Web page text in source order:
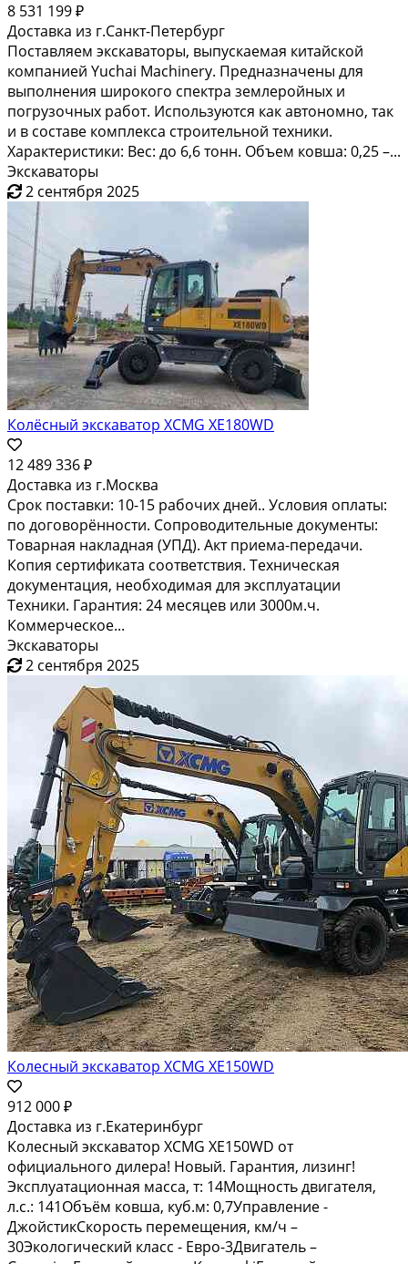
8 531 199 ₽
Доставка из г.Санкт-Петербург
Поставляем экскаваторы, выпускаемая китайской
компанией Yuchai Machinery. Предназначены для
выполнения широкого спектра землеройных и
погрузочных работ. Используются как автономно, так
и в составе комплекса строительной техники.
Характеристики: Вес: до 6,6 тонн. Объем ковша: 0,25 –...
Экскаваторы
2 сентября 2025
Колёсный экскаватор XCMG XE180WD
12 489 336 ₽
Доставка из г.Москва
Срок поставки: 10-15 рабочих дней.. Условия оплаты:
по договорённости. Сопроводительные документы:
Товарная накладная (УПД). Акт приема-передачи.
Копия сертификата соответствия. Техническая
документация, необходимая для эксплуатации
Техники. Гарантия: 24 месяцев или 3000м.ч.
Коммерческое...
Экскаваторы
2 сентября 2025
Колесный экскаватор XCMG XE150WD
912 000 ₽
Доставка из г.Екатеринбург
Колесный экскаватор XCMG XE150WD от
официального дилера! Новый. Гарантия, лизинг!
Эксплуатационная масса, т: 14Мощность двигателя,
л.с.: 141Объём ковша, куб.м: 0,7Управление -
ДжойстикСкорость перемещения, км/ч –
30Экологический класс - Евро-3Двигатель –